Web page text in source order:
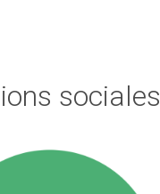
sociales